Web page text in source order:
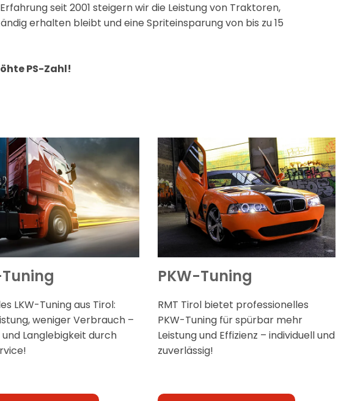
seit 2001 steigern wir die Leistung von Traktoren,
erhalten bleibt und eine Spriteinsparung von bis zu 15
PS-Zahl!
LKW-Tuning aus Tirol:
weniger Verbrauch –
und Langlebigkeit durch
PKW-Tuning
RMT Tirol bietet professionelles
PKW-Tuning für spürbar mehr
Leistung und Effizienz – individuell und
zuverlässig!